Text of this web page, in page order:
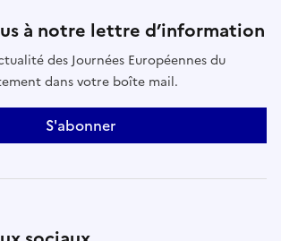
à notre lettre d’information
des Journées Européennes du
dans votre boîte mail.
S'abonner